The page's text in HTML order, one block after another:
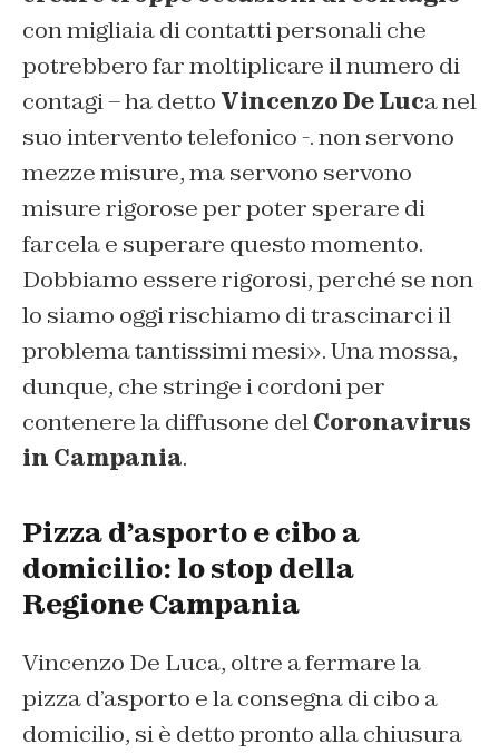
con migliaia di contatti personali che
potrebbero far moltiplicare il numero di
contagi – ha detto Vincenzo De Luca nel
suo intervento telefonico -. non servono
mezze misure, ma servono servono
misure rigorose per poter sperare di
farcela e superare questo momento.
Dobbiamo essere rigorosi, perché se non
lo siamo oggi rischiamo di trascinarci il
problema tantissimi mesi». Una mossa,
dunque, che stringe i cordoni per
contenere la diffusone delCoronavirus
in Campania.
Pizza d’asporto e cibo a
domicilio: lo stop della
Regione Campania
Vincenzo De Luca, oltre a fermare la
pizza d’asporto e la consegna di cibo a
domicilio, si è detto pronto alla chiusura